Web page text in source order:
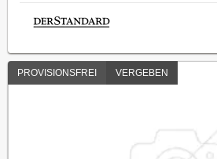
PROVISIONSFREI VERGEBEN